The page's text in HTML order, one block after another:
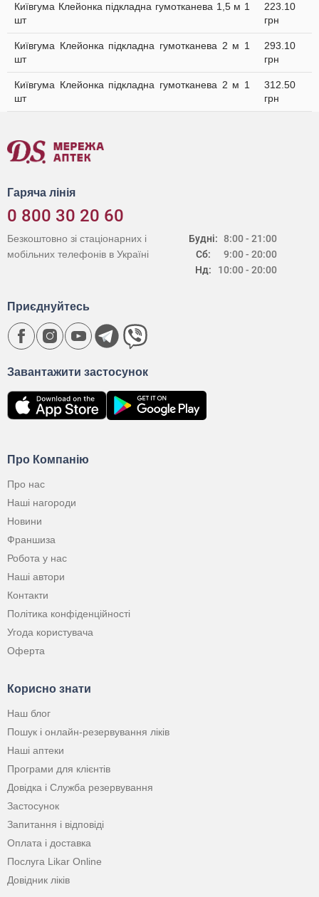
Київгума Клейонка підкладна гумотканева 1,5 м 1
шт
223.10
грн
Київгума Клейонка підкладна гумотканева 2 м 1
шт
293.10
грн
Київгума Клейонка підкладна гумотканева 2 м 1
шт
312.50
грн
Гаряча лінія
0 800 30 20 60
Будні:
Сб:
Нд:
8:00 - 21:00
9:00 - 20:00
10:00 - 20:00
Безкоштовно зі стаціонарних і
мобільних телефонів в Україні
Про Компанію
Про нас
Наші нагороди
Новини
Франшиза
Робота у нас
Наші автори
Контакти
Політика конфіденційності
Угода користувача
Оферта
Корисно знати
Наш блог
Пошук і онлайн-резервування ліків
Наші аптеки
Програми для клієнтів
Довідка і Служба резервування
Застосунок
Запитання і відповіді
Оплата і доставка
Послуга Likar Online
Довідник ліків
Завантажити застосунок
Приєднуйтесь